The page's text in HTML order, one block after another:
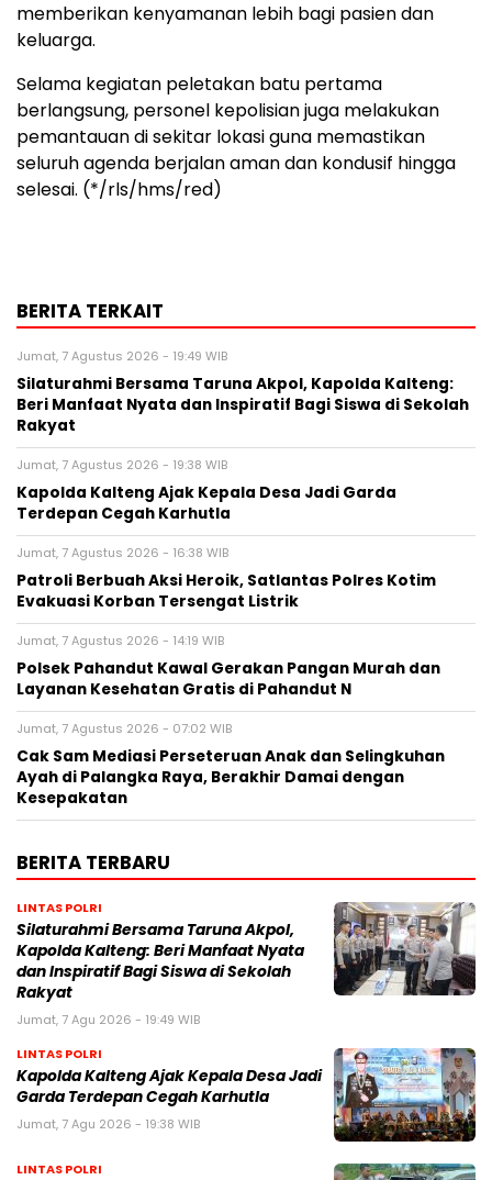
memberikan kenyamanan lebih bagi pasien dan
keluarga.
Selama kegiatan peletakan batu pertama
berlangsung, personel kepolisian juga melakukan
pemantauan di sekitar lokasi guna memastikan
seluruh agenda berjalan aman dan kondusif hingga
selesai. (*/rls/hms/red)
BERITA TERKAIT
Jumat, 7 Agustus 2026 - 19:49 WIB
Silaturahmi Bersama Taruna Akpol, Kapolda Kalteng:
Beri Manfaat Nyata dan Inspiratif Bagi Siswa di Sekolah
Rakyat
Jumat, 7 Agustus 2026 - 19:38 WIB
Kapolda Kalteng Ajak Kepala Desa Jadi Garda
Terdepan Cegah Karhutla
Jumat, 7 Agustus 2026 - 16:38 WIB
Patroli Berbuah Aksi Heroik, Satlantas Polres Kotim
Evakuasi Korban Tersengat Listrik
Jumat, 7 Agustus 2026 - 14:19 WIB
Polsek Pahandut Kawal Gerakan Pangan Murah dan
Layanan Kesehatan Gratis di Pahandut N
Jumat, 7 Agustus 2026 - 07:02 WIB
Cak Sam Mediasi Perseteruan Anak dan Selingkuhan
Ayah di Palangka Raya, Berakhir Damai dengan
Kesepakatan
BERITA TERBARU
LINTAS POLRI
Silaturahmi Bersama Taruna Akpol,
Kapolda Kalteng: Beri Manfaat Nyata
dan Inspiratif Bagi Siswa di Sekolah
Rakyat
Jumat, 7 Agu 2026 - 19:49 WIB
LINTAS POLRI
Kapolda Kalteng Ajak Kepala Desa Jadi
Garda Terdepan Cegah Karhutla
Jumat, 7 Agu 2026 - 19:38 WIB
LINTAS POLRI